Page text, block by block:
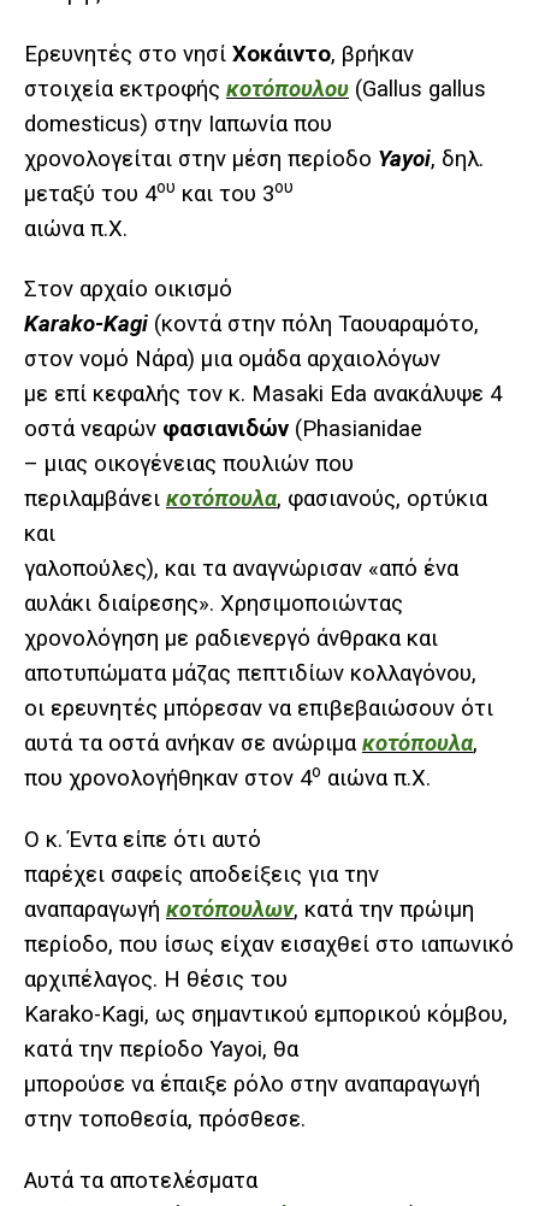
Ερευνητές στο νησί Χοκάιντο, βρήκαν
στοιχεία εκτροφής κοτόπουλου (Gallus gallus
domesticus) στην Ιαπωνία που
χρονολογείται στην μέση περίοδο Yayoi, δηλ.
μεταξύ του 4ου και του 3ου
αιώνα π.Χ.
Στον αρχαίο οικισμό
Karako-Kagi (κοντά στην πόλη Ταουαραμότο,
στον νομό Νάρα) μια ομάδα αρχαιολόγων
με επί κεφαλής τον κ. Masaki Eda ανακάλυψε 4
οστά νεαρών φασιανιδών (Phasianidae
– μιας οικογένειας πουλιών που
περιλαμβάνει κοτόπουλα, φασιανούς, ορτύκια
και
γαλοπούλες), και τα αναγνώρισαν «από ένα
αυλάκι διαίρεσης». Χρησιμοποιώντας
χρονολόγηση με ραδιενεργό άνθρακα και
αποτυπώματα μάζας πεπτιδίων κολλαγόνου,
οι ερευνητές μπόρεσαν να επιβεβαιώσουν ότι
αυτά τα οστά ανήκαν σε ανώριμακοτόπουλα,
που χρονολογήθηκαν στον 4ο αιώνα π.Χ.
Ο κ. Έντα είπε ότι αυτό
παρέχει σαφείς αποδείξεις για την
αναπαραγωγή κοτόπουλων, κατά την πρώιμη
περίοδο, που ίσως είχαν εισαχθεί στο ιαπωνικό
αρχιπέλαγος. Η θέσις του
Karako-Kagi, ως σημαντικού εμπορικού κόμβου,
κατά την περίοδο Yayoi, θα
μπορούσε να έπαιξε ρόλο στην αναπαραγωγή
στην τοποθεσία, πρόσθεσε.
Αυτά τα αποτελέσματα